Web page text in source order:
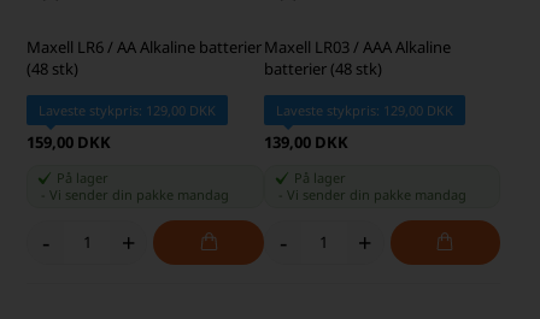
Maxell LR6 / AA Alkaline batterier
(48 stk)
Laveste stykpris: 129,00 DKK
159,00 DKK
På lager
-Vi sender din pakke mandag
- +
Maxell LR03 / AAA Alkaline
batterier (48 stk)
Laveste stykpris: 129,00 DKK
139,00 DKK
På lager
Vi sender din pakke mandag
- +